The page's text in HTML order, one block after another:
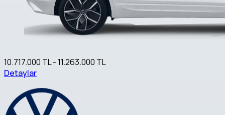
10.717.000 TL - 11.263.000 TL
Detaylar